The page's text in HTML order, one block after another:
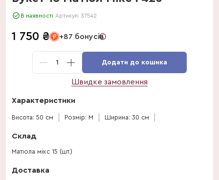
В наявності Артикул: 37542
1 750 ₴ +87 бонусів
1 Додати до кошика
Швидке замовлення
Характеристики
Висота: 50 см Розмір: M Ширина: 30 см
Склад
Матіола мікс 15 (шт.)
Доставка